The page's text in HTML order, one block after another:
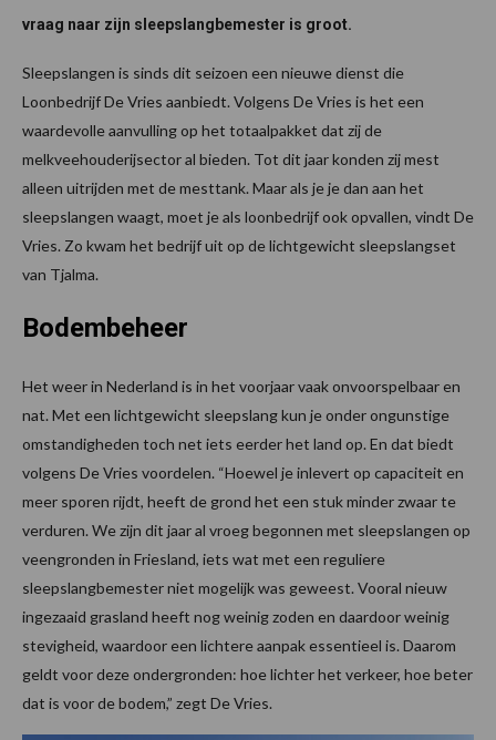
vraag naar zijn sleepslangbemester is groot.
Sleepslangen is sinds dit seizoen een nieuwe dienst die
Loonbedrijf De Vries aanbiedt. Volgens De Vries is het een
waardevolle aanvulling op het totaalpakket dat zij de
melkveehouderijsector al bieden. Tot dit jaar konden zij mest
alleen uitrijden met de mesttank. Maar als je je dan aan het
sleepslangen waagt, moet je als loonbedrijf ook opvallen, vindt De
Vries. Zo kwam het bedrijf uit op de lichtgewicht sleepslangset
van Tjalma.
Bodembeheer
Het weer in Nederland is in het voorjaar vaak onvoorspelbaar en
nat. Met een lichtgewicht sleepslang kun je onder ongunstige
omstandigheden toch net iets eerder het land op. En dat biedt
volgens De Vries voordelen. “Hoewel je inlevert op capaciteit en
meer sporen rijdt, heeft de grond het een stuk minder zwaar te
verduren. We zijn dit jaar al vroeg begonnen met sleepslangen op
veengronden in Friesland, iets wat met een reguliere
sleepslangbemester niet mogelijk was geweest. Vooral nieuw
ingezaaid grasland heeft nog weinig zoden en daardoor weinig
stevigheid, waardoor een lichtere aanpak essentieel is. Daarom
geldt voor deze ondergronden: hoe lichter het verkeer, hoe beter
dat is voor de bodem,” zegt De Vries.